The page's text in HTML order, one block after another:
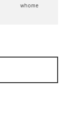
whome